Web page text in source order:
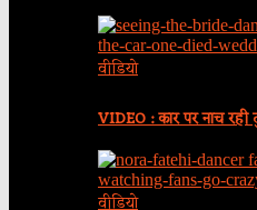
वीडियो
VIDEO : कार पर नाच
वीडियो